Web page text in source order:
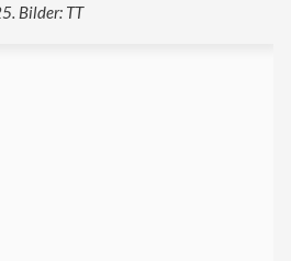
Bilder: TT